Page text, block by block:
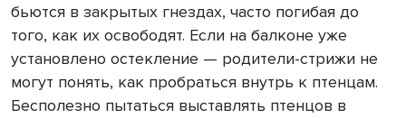
бьются в закрытых гнездах, часто погибая до
того, как их освободят. Если на балконе уже
установлено остекление — родители-стрижи не
могут понять, как пробраться внутрь к птенцам.
Бесполезно пытаться выставлять птенцов в